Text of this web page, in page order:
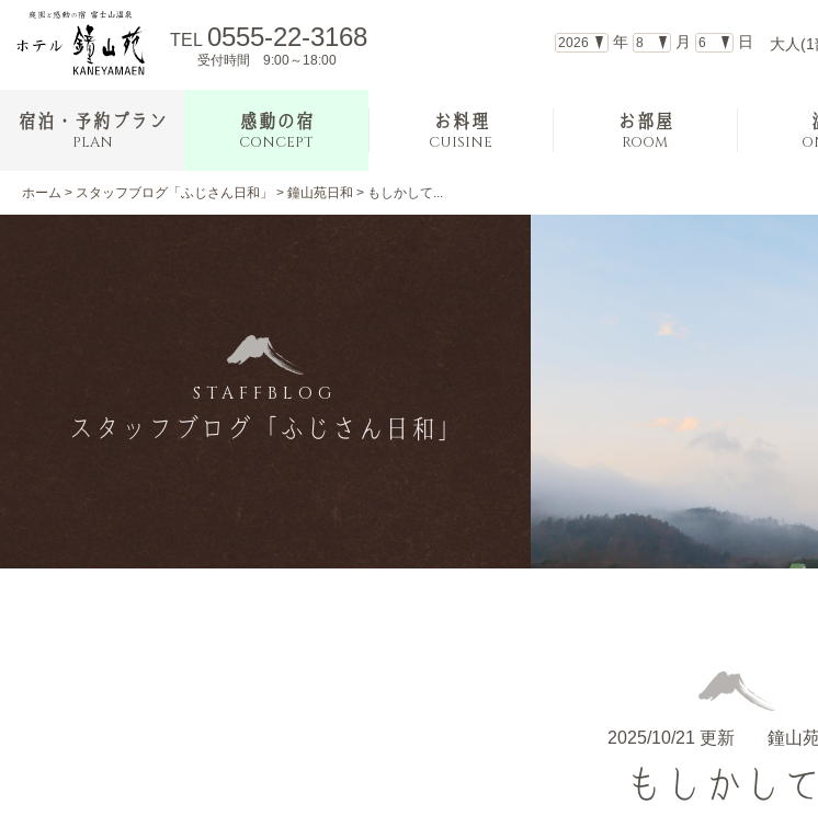
TEL 0555-22-3168
受付時間 9:00～18:00
年 月 日 大人
宿泊・予約プラン
PLAN
感動の宿
CONCEPT
お料理
CUISINE
お部屋
ROOM
STAFFBLOG
スタッフブログ「ふじさん日和」
ホーム > スタッフブログ「ふじさん日和」 > 鐘山苑日和 > もしかして...
2025/10/21 更新 鐘山
もしかして